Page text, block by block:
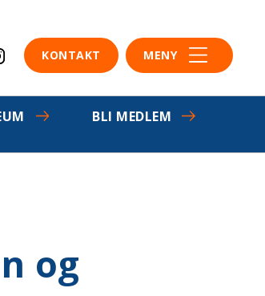
KONTAKT MENY
BLI MEDLEM
og